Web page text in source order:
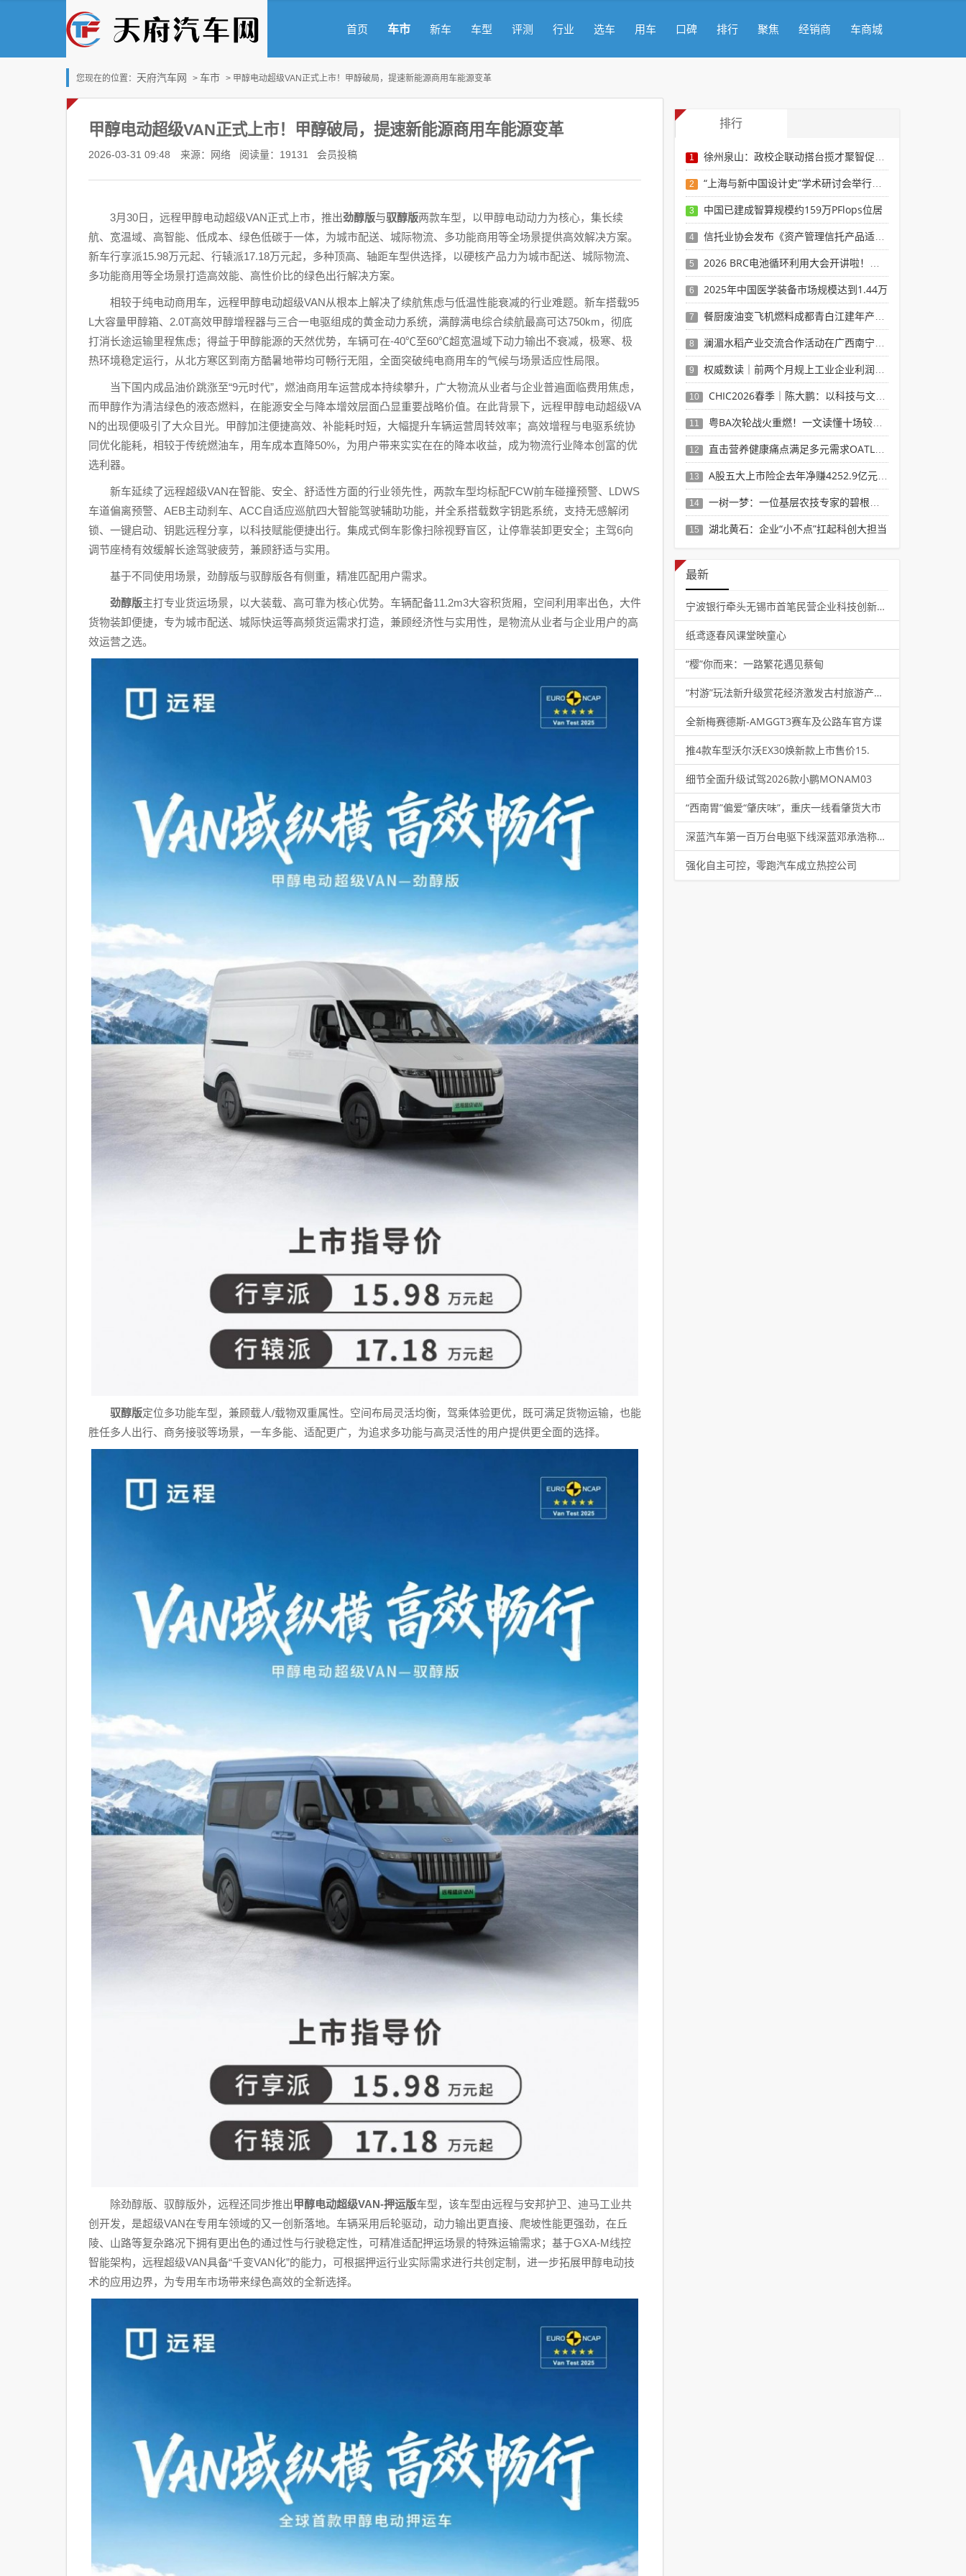
首页 车市 新车 车型 评测 行业 选车 用车 口碑 排行 聚焦 经销商 车商城
您现在的位置： 天府汽车网 > 车市 > 甲醇电动超级VAN正式上市！甲醇破局，提速新能源商用车能源变革
甲醇电动超级VAN正式上市！甲醇破局，提速新能源商用车能源变革
2026-03-31 09:48 来源：网络 阅读量：19131 会员投稿
3月30日，远程甲醇电动超级VAN正式上市，推出劲醇版与驭醇版两款车型，以甲醇电动动力为核心，集长续
航、宽温域、高智能、低成本、绿色低碳于一体，为城市配送、城际物流、多功能商用等全场景提供高效解决方案。
新车行享派15.98万元起、行辕派17.18万元起，多种顶高、轴距车型供选择，以硬核产品力为城市配送、城际物流、
多功能商用等全场景打造高效能、高性价比的绿色出行解决方案。
相较于纯电动商用车，远程甲醇电动超级VAN从根本上解决了续航焦虑与低温性能衰减的行业难题。新车搭载95
L大容量甲醇箱、2.0T高效甲醇增程器与三合一电驱组成的黄金动力系统，满醇满电综合续航最高可达750km，彻底
打消长途运输里程焦虑；得益于甲醇能源的天然优势，车辆可在-40℃至60℃超宽温域下动力输出不衰减，极寒、极
热环境稳定运行，从北方寒区到南方酷暑地带均可畅行无阻，全面突破纯电商用车的气候与场景适应性局限。
当下国内成品油价跳涨至“9元时代”，燃油商用车运营成本持续攀升，广大物流从业者与企业普遍面临费用焦虑，
而甲醇作为清洁绿色的液态燃料，在能源安全与降本增效层面凸显重要战略价值。在此背景下，远程甲醇电动超级VA
N的出现便吸引了大众目光。甲醇加注便捷高效、补能耗时短，大幅提升车辆运营周转效率；高效增程与电驱系统协
同优化能耗，相较于传统燃油车，用车成本直降50%，为用户带来实实在在的降本收益，成为物流行业降本创富的优
选利器。
新车延续了远程超级VAN在智能、安全、舒适性方面的行业领先性，两款车型均标配FCW前车碰撞预警、LDWS
车道偏离预警、AEB主动刹车、ACC自适应巡航四大智能驾驶辅助功能，并全系搭载数字钥匙系统，支持无感解闭
锁、一键启动、钥匙远程分享，以科技赋能便捷出行。集成式倒车影像扫除视野盲区，让停靠装卸更安全；主驾6向
调节座椅有效缓解长途驾驶疲劳，兼顾舒适与实用。
基于不同使用场景，劲醇版与驭醇版各有侧重，精准匹配用户需求。
劲醇版主打专业货运场景，以大装载、高可靠为核心优势。车辆配备11.2m3大容积货厢，空间利用率出色，大件
货物装卸便捷，专为城市配送、城际快运等高频货运需求打造，兼顾经济性与实用性，是物流从业者与企业用户的高
效运营之选。
驭醇版定位多功能车型，兼顾载人/载物双重属性。空间布局灵活均衡，驾乘体验更优，既可满足货物运输，也能
胜任多人出行、商务接驳等场景，一车多能、适配更广，为追求多功能与高灵活性的用户提供更全面的选择。
除劲醇版、驭醇版外，远程还同步推出甲醇电动超级VAN-押运版车型，该车型由远程与安邦护卫、迪马工业共
创开发，是超级VAN在专用车领域的又一创新落地。车辆采用后轮驱动，动力输出更直接、爬坡性能更强劲，在丘
陵、山路等复杂路况下拥有更出色的通过性与行驶稳定性，可精准适配押运场景的特殊运输需求；基于GXA-M线控
智能架构，远程超级VAN具备“千变VAN化”的能力，可根据押运行业实际需求进行共创定制，进一步拓展甲醇电动技
术的应用边界，为专用车市场带来绿色高效的全新选择。
排行
1 徐州泉山：政校企联动搭台揽才聚智促发展
2 “上海与新中国设计史”学术研讨会举行以城市视
3 中国已建成智算规模约159万PFlops位居
4 信托业协会发布《资产管理信托产品适当性管理自
5 2026 BRC电池循环利用大会开讲啦！鹭岛
6 2025年中国医学装备市场规模达到1.44万
7 餐厨废油变飞机燃料成都青白江建年产20万吨工
8 澜湄水稻产业交流合作活动在广西南宁举办
9 权威数读｜前两个月规上工业企业利润实现较快增
10 CHIC2026春季｜陈大鹏：以科技与文化双
11 粤BA次轮战火重燃！一文读懂十场较量精彩看点
12 直击营养健康痛点满足多元需求OATLY荣获“
13 A股五大上市险企去年净赚4252.9亿元同比
14 一树一梦：一位基层农技专家的碧根果本土化之路
15 湖北黄石：企业“小不点”扛起科创大担当
最新
宁波银行牵头无锡市首笔民营企业科技创新债券成
纸鸢逐春风课堂映童心
“樱”你而来：一路繁花遇见蔡甸
“村游”玩法新升级赏花经济激发古村旅游产业活
全新梅赛德斯-AMGGT3赛车及公路车官方谍
推4款车型沃尔沃EX30焕新款上市售价15.
细节全面升级试驾2026款小鹏MONAM03
“西南胃”偏爱“肇庆味”，重庆一线看肇货大市
深蓝汽车第一百万台电驱下线深蓝邓承浩称新一代
强化自主可控，零跑汽车成立热控公司